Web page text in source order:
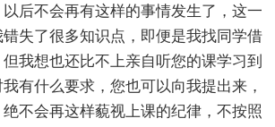
后不会再有这样的事情发生了，这一
失了很多知识点，即便是我找同学借
我想也还比不上亲自听您的课学习到
有什么要求，您也可以向我提出来，
不会再这样藐视上课的纪律，不按照